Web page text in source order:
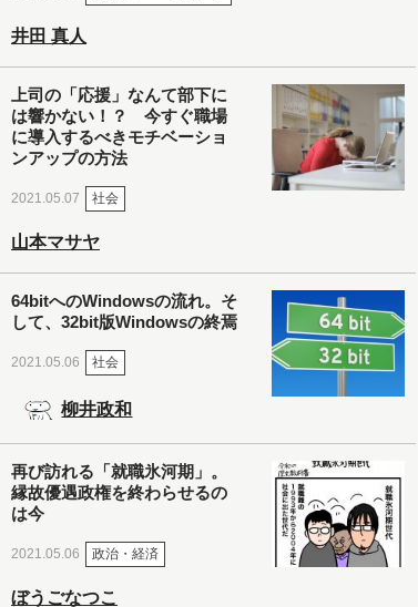
井田 真人
上司の「応援」なんて部下に
は響かない！？ 今すぐ職場
に導入するべきモチベーショ
ンアップの方法
2021.05.07 社会
山本マサヤ
64bitへのWindowsの流れ。そ
して、32bit版Windowsの終焉
2021.05.06 社会
柳井政和
再び訪れる「就職氷河期」。
縁故優遇政権を終わらせるの
は今
2021.05.06 政治・経済
ぼうごなつこ